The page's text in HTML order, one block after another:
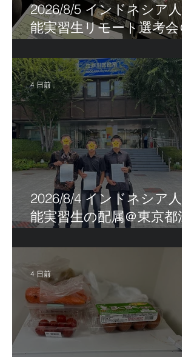
2026/8/5 インドネシア人技
能実習生リモート選考会＠
2026/8/4 インドネシア人技
能実習生の配属＠東京都江
4 日前
4 日前